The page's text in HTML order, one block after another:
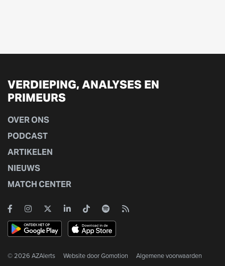
VERDIEPING, ANALYSES EN
PRIMEURS
OVER ONS
PODCAST
ARTIKELEN
NIEUWS
MATCH CENTER
© 2026 AZAlerts Website doorGomotion
Algemene voorwaarden